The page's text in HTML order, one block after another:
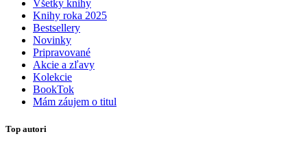
Všetky knihy
Knihy roka 2025
Bestsellery
Novinky
Pripravované
Akcie a zľavy
Kolekcie
BookTok
Mám záujem o titul
Top autori